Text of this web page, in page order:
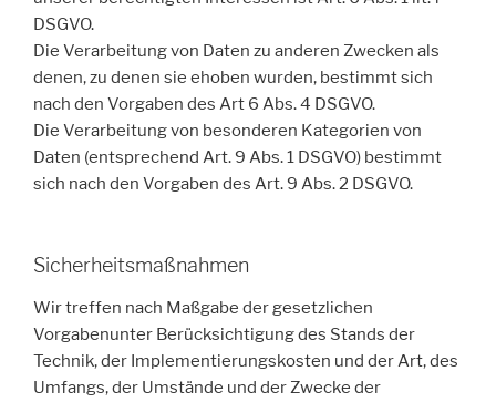
DSGVO.
Die Verarbeitung von Daten zu anderen Zwecken als
denen, zu denen sie ehoben wurden, bestimmt sich
nach den Vorgaben des Art 6 Abs. 4 DSGVO.
Die Verarbeitung von besonderen Kategorien von
Daten (entsprechend Art. 9 Abs. 1 DSGVO) bestimmt
sich nach den Vorgaben des Art. 9 Abs. 2 DSGVO.
Sicherheitsmaßnahmen
Wir treffen nach Maßgabe der gesetzlichen
Vorgabenunter Berücksichtigung des Stands der
Technik, der Implementierungskosten und der Art, des
Umfangs, der Umstände und der Zwecke der